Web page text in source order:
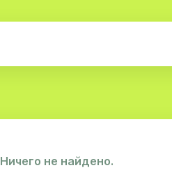
Ничего не найдено.